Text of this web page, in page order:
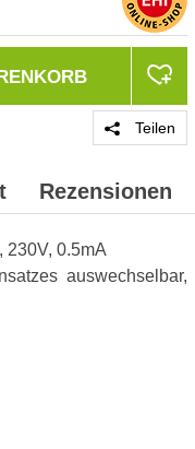
Teilen
Rezensionen
230V, 0.5mA
auswechselbar,